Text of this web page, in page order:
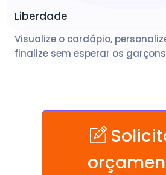
Liberdade
Visualize o cardápio,
finalize sem esperar os